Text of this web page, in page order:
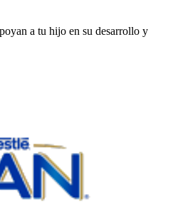
a tu hijo en su desarrollo y